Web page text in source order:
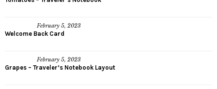
February 5, 2023
Welcome Back Card
February 5, 2023
Grapes – Traveler’s Notebook Layout